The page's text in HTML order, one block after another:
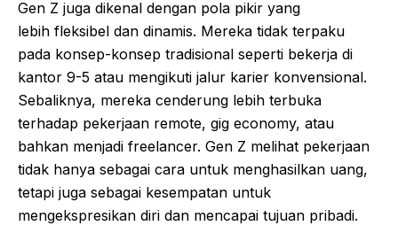
Gen Z juga dikenal dengan pola pikir yang
lebih fleksibel dan dinamis. Mereka tidak terpaku
pada konsep-konsep tradisional seperti bekerja di
kantor 9-5 atau mengikuti jalur karier konvensional.
Sebaliknya, mereka cenderung lebih terbuka
terhadap pekerjaan remote, gig economy, atau
bahkan menjadi freelancer. Gen Z melihat pekerjaan
tidak hanya sebagai cara untuk menghasilkan uang,
tetapi juga sebagai kesempatan untuk
mengekspresikan diri dan mencapai tujuan pribadi.